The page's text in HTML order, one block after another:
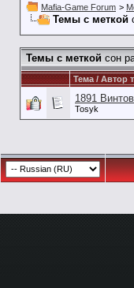
Mafia-Game Forum >
Темы с меткой
Темы с меткой сон
Тема / Автор
1891
Tosyk